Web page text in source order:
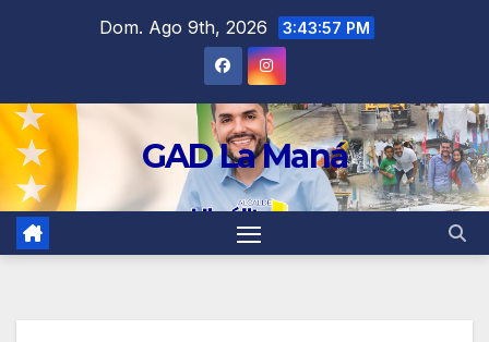
Dom. Ago 9th, 2026 3:43:58 PM
GAD La Maná